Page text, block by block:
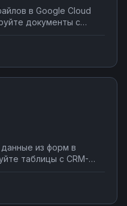
в Google Cloud
документы с
в мессенджеры.
хранилища без
из форм в
таблицы с CRM-